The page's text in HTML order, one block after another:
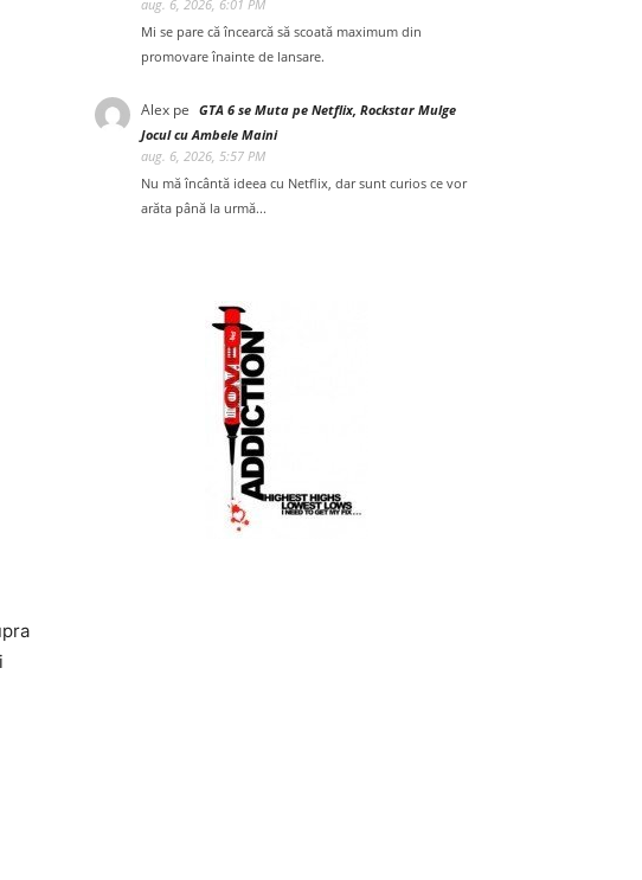
aug. 6, 2026, 6:01 PM
Mi se pare că încearcă să scoată maximum din
promovare înainte de lansare.
Alex pe GTA 6 se Muta pe Netflix, Rockstar Mulge
Jocul cu Ambele Maini
aug. 6, 2026, 5:57 PM
Nu mă încântă ideea cu Netflix, dar sunt curios ce vor
arăta până la urmă...